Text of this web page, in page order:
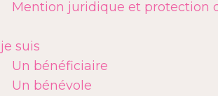
Mention juridique et protection
je suis
Un bénéficiaire
Un bénévole